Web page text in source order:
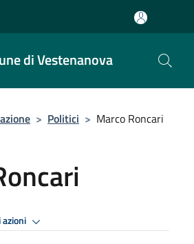
di Vestenanova
> Politici > Marco Roncari
azioni